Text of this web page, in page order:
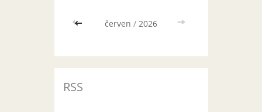
<< červen / 2026 >>
RSS